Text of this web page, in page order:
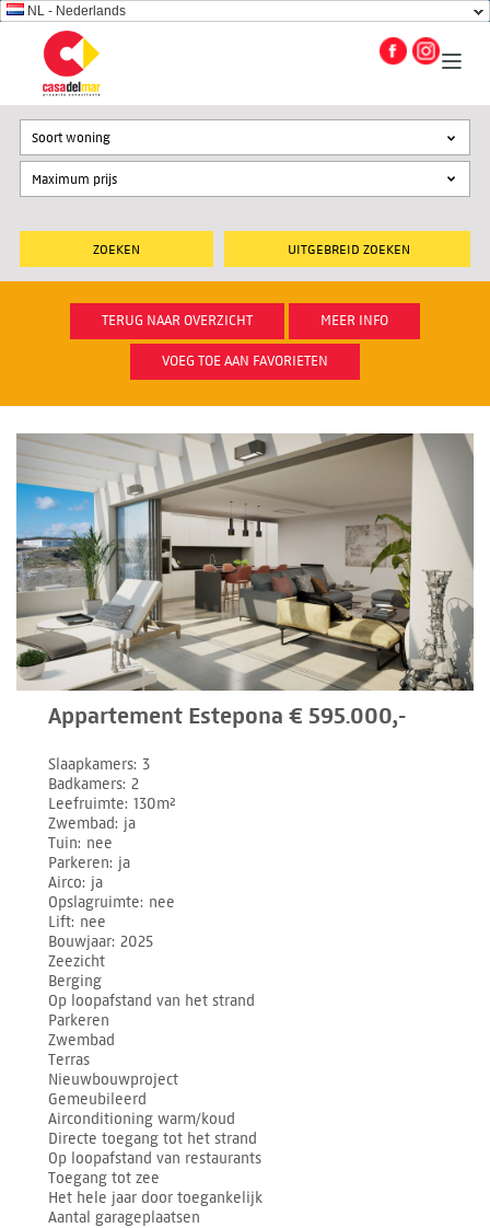
NL - Nederlands
UITGEBREID ZOEKEN
Soort woning
TERUG NAAR OVERZICHT MEER INFO
VOEG TOE AAN FAVORIETEN
Appartement Estepona € 595.000,-
Slaapkamers 3
Badkamers 2
Leefruimte 130m²
Zwembad ja
Tuin nee
Parkeren ja
Airco ja
Opslagruimte nee
Lift nee
Bouwjaar 2025
Zeezicht
Berging
Op loopafstand van het strand
Parkeren
Zwembad
Terras
Nieuwbouwproject
Gemeubileerd
Airconditioning warm/koud
Directe toegang tot het strand
Op loopafstand van restaurants
Toegang tot zee
Het hele jaar door toegankelijk
Aantal garageplaatsen